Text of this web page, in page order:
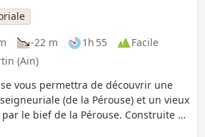
-22 m 1h 55
Facile
(Ain)
vous permettra de découvrir une
(de la Pérouse) et un vieux
le bief de la Pérouse. Construite en